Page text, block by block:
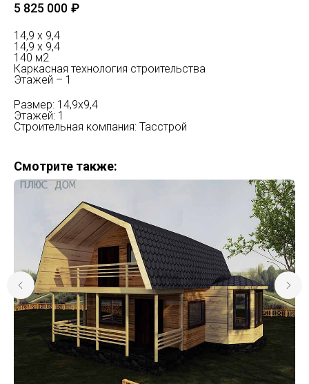
5 825 000 ₽
14,9 х 9,4
14,9 х 9,4
140 м2
Каркасная технология строительства
Этажей – 1
Размер: 14,9х9,4
Этажей: 1
Строительная компания: Тасстрой
Смотрите также: